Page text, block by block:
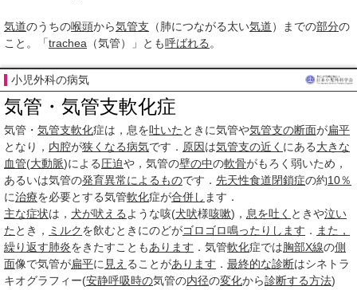
気道のうちの喉頭から気管支 （肺につながる太い気道）までの部分の
こと。「trachea （気管）」とも呼ばれる 。
小児外科の病気
気管・気管支軟化症
気管・ 気管支軟化症は，息を吐いた ときに気管や気管支の断面が扁平
となり， 内腔が狭くなる病気です． 原因は気管支の近く にある大きな
血管(大動脈)による圧迫や，気管の壁の中の軟骨がもろく弱いため，
あるいは気管の発育異常に よるものです． 先天性食道閉鎖症の約10％
に治療を必要とする気管軟化症が合併し ます．
主な症状は， 犬が吠える ような咳(犬吠様咳嗽)， 息を吐く ときや泣い
た とき， ミルクを飲むときにのどがゴロゴロ鳴った りします ． また，
繰り返す肺炎をきたすこともあります ．気管軟化症では胸部X線の側
面像で気管が扁平に 見え ることがあります ． 最終的な診断はシネトラ
キオグラフィー(安静呼吸時の気管の内径の変化から診断する方法)